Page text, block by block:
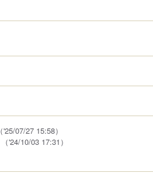
（'25/07/27 15:58）
（'24/10/03 17:31）